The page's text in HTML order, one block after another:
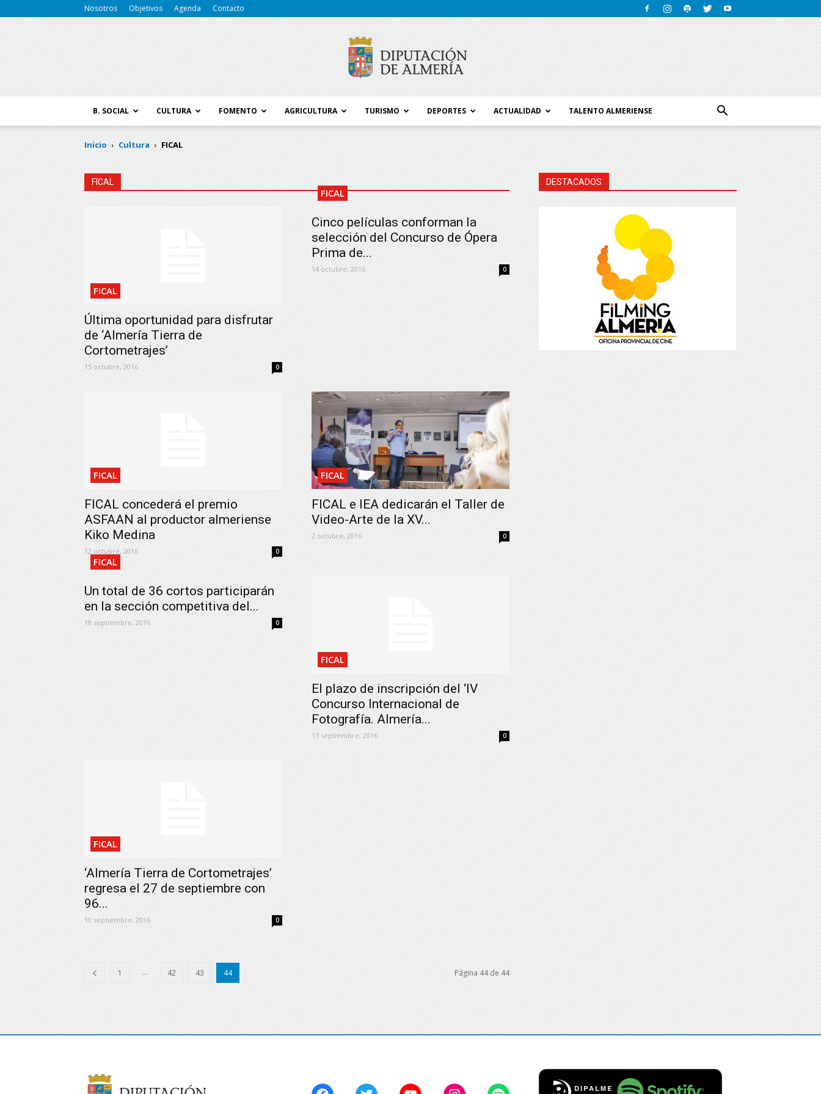
Nosotros Objetivos Agenda Contacto
B. SOCIAL CULTURA FOMENTO AGRICULTURA TURISMO DEPORTES ACTUALIDAD TALENTO ALMERIENSE
Inicio Cultura FICAL
FICAL
FICAL
Última oportunidad para disfrutar
de ‘Almería Tierra de
Cortometrajes’
15 octubre, 2016 0
FICAL
Cinco películas conforman la
selección del Concurso de Ópera
Prima de...
14 octubre, 2016 0
FICAL
FICAL concederá el premio
ASFAAN al productor almeriense
Kiko Medina
12 octubre, 2016 0
FICAL
FICAL e IEA dedicarán el Taller de
Video-Arte de la XV...
2 octubre, 2016 0
FICAL
Un total de 36 cortos participarán
en la sección competitiva del...
18 septiembre, 2016 0
FICAL
El plazo de inscripción del ‘IV
Concurso Internacional de
Fotografía. Almería...
17 septiembre, 2016 0
FICAL
‘Almería Tierra de Cortometrajes’
regresa el 27 de septiembre con
96...
10 septiembre, 2016 0
1 ... 42 43 44 Página 44 de 44
DESTACADOS